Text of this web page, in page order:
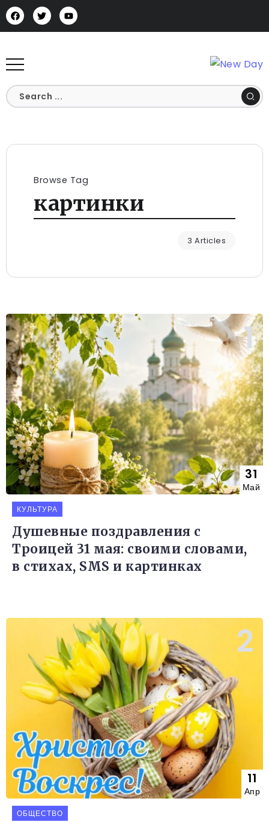
Browse Tag
картинки
3 Articles
31
Май
КУЛЬТУРА
Душевные поздравления с
Троицей 31 мая: своими словами,
в стихах, SMS и картинках
11
Апр
ОБЩЕСТВО